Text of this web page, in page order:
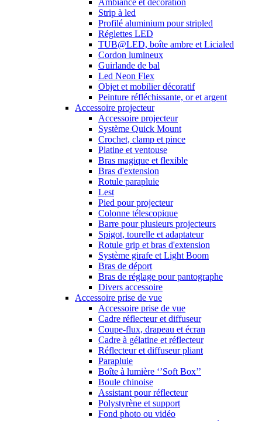
Ambiance et décoration
Strip à led
Profilé aluminium pour stripled
Réglettes LED
TUB@LED, boîte ambre et Licialed
Cordon lumineux
Guirlande de bal
Led Neon Flex
Objet et mobilier décoratif
Peinture réfléchissante, or et argent
Accessoire projecteur
Accessoire projecteur
Système Quick Mount
Crochet, clamp et pince
Platine et ventouse
Bras magique et flexible
Bras d'extension
Rotule parapluie
Lest
Pied pour projecteur
Colonne télescopique
Barre pour plusieurs projecteurs
Spigot, tourelle et adaptateur
Rotule grip et bras d'extension
Système girafe et Light Boom
Bras de déport
Bras de réglage pour pantographe
Divers accessoire
Accessoire prise de vue
Accessoire prise de vue
Cadre réflecteur et diffuseur
Coupe-flux, drapeau et écran
Cadre à gélatine et réflecteur
Réflecteur et diffuseur pliant
Parapluie
Boîte à lumière ‘’Soft Box’’
Boule chinoise
Assistant pour réflecteur
Polystyrène et support
Fond photo ou vidéo